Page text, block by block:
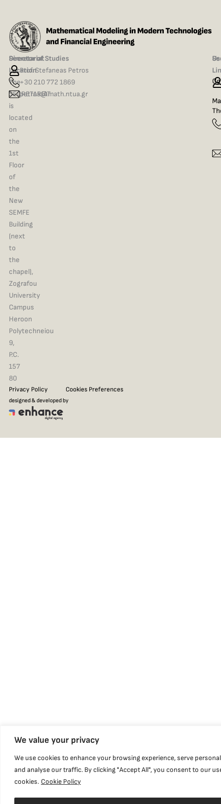
We value your privacy
We use cookies to enhance your browsing experience, serve
and analyse our traffic. By clicking "Accept All", you consent to our
cookies. Cookie Policy
Secretariat
Location
The
SECRETARIAT
is
located
on
the
1st
Floor
of
the
New
SEMFE
Building
(next
to
the
chapel),
Zografou
University
Campus
Heroon
Polytechneiou
9,
P.C.
157
80
Director of Studies
Prof. Stefaneas Petros
+30 210 772 1869
petros@math.ntua.gr
Privacy Policy Cookies Preferences
designed & developed by